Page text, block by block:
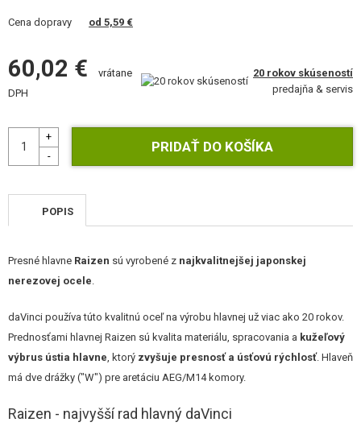
SERVIS A ÚDRŽBA ZBRANÍ
TERČE, STRELNICE
STAVEBNICE, MODELY
POŠKODENÝ, POUŽITÝ TOVAR
NOVÝ TOVAR
ZĽAVY, AKCIE
Cena dopravy od 5,59 €
60,02 €
vrátane
DPH
20 rokov skúseností
predajňa & servis
POPIS
Presné hlavne Raizen sú vyrobené z najkvalitnejšej japonskej
nerezovej ocele.
daVinci používa túto kvalitnú oceľ na výrobu hlavnej už viac ako 20 rokov.
Prednosťami hlavnej Raizen sú kvalita materiálu, spracovania a kužeľový
výbrus ústia hlavne, ktorý zvyšuje presnosť a úsťovú rýchlosť. Hlaveň
má dve drážky ("W") pre aretáciu AEG/M14 komory.
Raizen - najvyšší rad hlavný daVinci